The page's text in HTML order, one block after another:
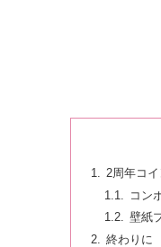
2周年コ
コン
壁紙
終わりに